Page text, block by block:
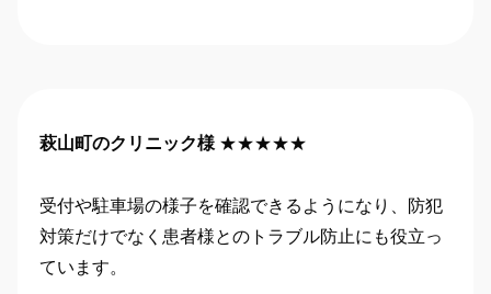
萩山町のクリニック様 ★★★★★
受付や駐車場の様子を確認できるようになり、防犯
対策だけでなく患者様とのトラブル防止にも役立っ
ています。